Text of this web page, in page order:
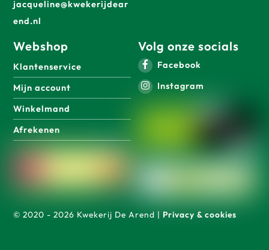
jacqueline@kwekerijdear
end.nl
Webshop
Klantenservice
Mijn account
Winkelmand
Afrekenen
Volg onze socials
Facebook
Instagram
© 2020 - 2026 Kwekerij De Arend | Privacy & cookies